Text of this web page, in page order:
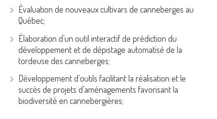
Évaluation de nouveaux cultivars de canneberges au
Québec;
Élaboration d’un outil interactif de prédiction du
développement et de dépistage automatisé de la
tordeuse des canneberges;
Développement d’outils facilitant la réalisation et le
succès de projets d’aménagements favorisant la
biodiversité en cannebergières;